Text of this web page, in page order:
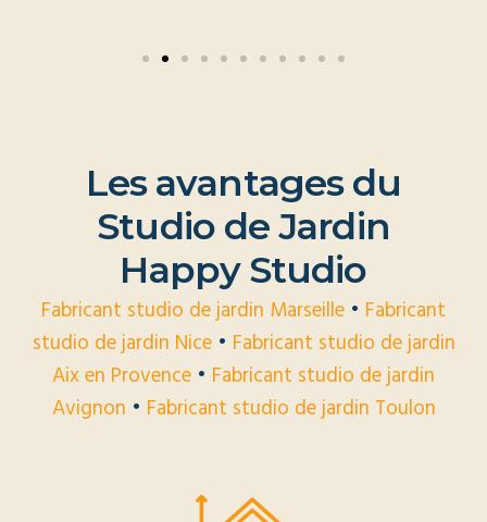
Les avantages du
Studio deJardin
Happy Studio
Fabricant studio de jardin Marseille • Fabricant
studio de jardin Nice• Fabricant studio de jardin
Aix en Provence • Fabricant studio de jardin
Avignon • Fabricant studio de jardin Toulon